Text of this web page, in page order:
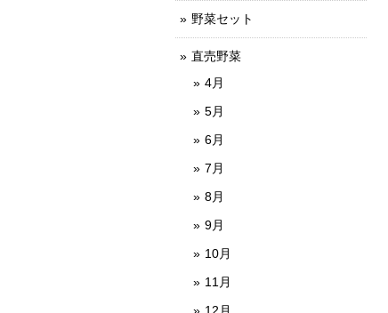
野菜セット
直売野菜
4月
5月
6月
7月
8月
9月
10月
11月